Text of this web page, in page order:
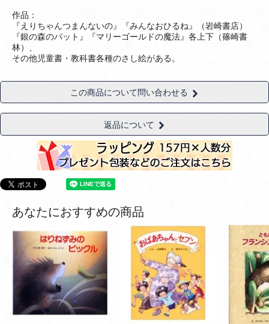
作品：
『えりちゃんつまんないの』『みんなおひるね』（岩崎書店）
『銀の森のパット』『マリーゴールドの魔法』各上下（篠崎書
林）、
その他児童書・教科書各種のさし絵がある。
この商品について問い合わせる
返品について
あなたにおすすめの商品